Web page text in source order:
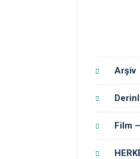
Arşiv
Film